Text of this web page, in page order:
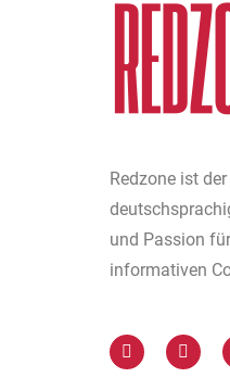
Redzone ist
und Passion
informativen